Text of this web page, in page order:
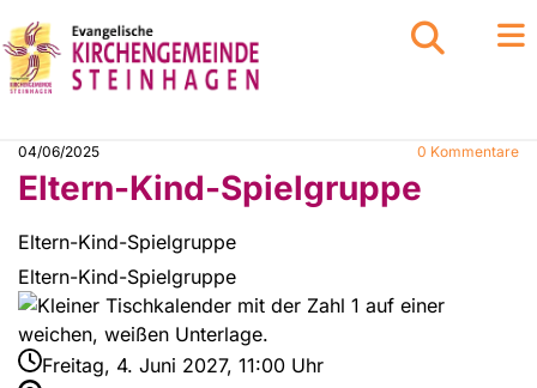
04/06/2025 0 Kommentare
Eltern-Kind-Spielgruppe
Eltern-Kind-Spielgruppe
Eltern-Kind-Spielgruppe
Freitag, 4. Juni 2027, 11:00 Uhr